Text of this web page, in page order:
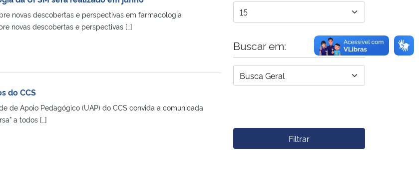
novas descobertas e perspectivas em farmacologia
novas descobertas e perspectivas […]
do CCS
de Apoio Pedagógico (UAP) do CCS convida a comunicada
a todos […]
Buscar em:
Filtrar